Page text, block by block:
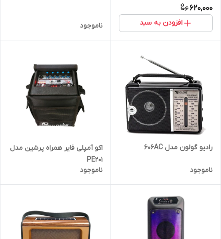
620,000
افزودن به سبد ناموجود
رادیو گولون مدل 606AC
ناموجود
اکو آمپلی فایر همراه پرشین مدل
PE201
ناموجود